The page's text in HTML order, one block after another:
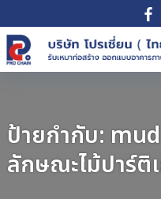
ป้ายกำกับ:
ลักษณะไม้ปาร์ติ